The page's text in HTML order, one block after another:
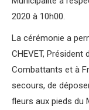
2020 à 10h00.
La cérémonie a
CHEVET, Président
Combattants et à
secours, de
fleurs aux pieds du